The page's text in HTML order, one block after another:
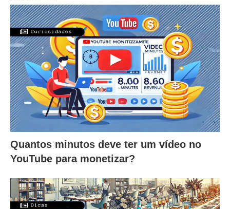
Quantos minutos deve ter um vídeo no
YouTube para monetizar?